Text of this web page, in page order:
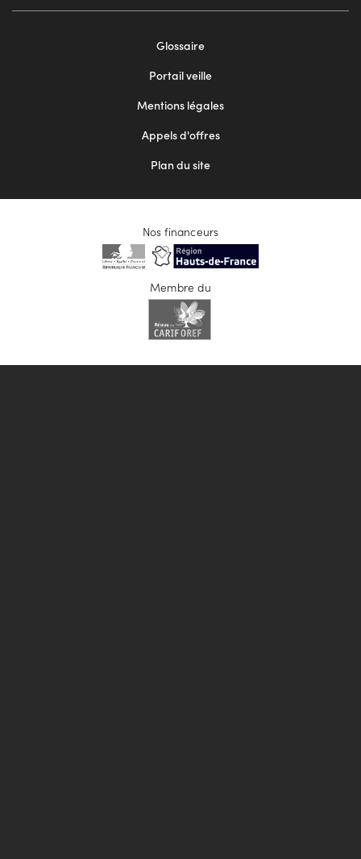
Glossaire
Portail veille
Mentions légales
Appels d'offres
Plan du site
Nos financeurs
Membre du